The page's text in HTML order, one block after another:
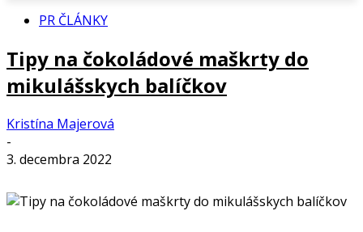
PR ČLÁNKY
Tipy na čokoládové maškrty do
mikulášskych balíčkov
Kristína Majerová
-
3. decembra 2022